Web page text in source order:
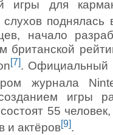
игры для
начало
британской
[7]. Официальный
журнала
игры
55
и актёров[9].